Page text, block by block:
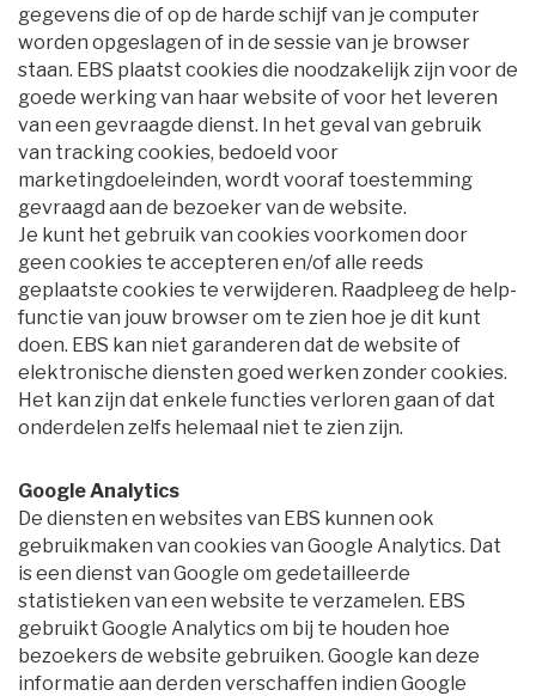
gegevens die of op de harde schijf van je computer
worden opgeslagen of in de sessie van je browser
staan. EBS plaatst cookies die noodzakelijk zijn voor de
goede werking van haar website of voor het leveren
van een gevraagde dienst. In het geval van gebruik
van tracking cookies, bedoeld voor
marketingdoeleinden, wordt vooraf toestemming
gevraagd aan de bezoeker van de website.
Je kunt het gebruik van cookies voorkomen door
geen cookies te accepteren en/of alle reeds
geplaatste cookies te verwijderen. Raadpleeg de help-
functie van jouw browser om te zien hoe je dit kunt
doen. EBS kan niet garanderen dat de website of
elektronische diensten goed werken zonder cookies.
Het kan zijn dat enkele functies verloren gaan of dat
onderdelen zelfs helemaal niet te zien zijn.
Google Analytics
De diensten en websites van EBS kunnen ook
gebruikmaken van cookies van Google Analytics. Dat
is een dienst van Google om gedetailleerde
statistieken van een website te verzamelen. EBS
gebruikt Google Analytics om bij te houden hoe
bezoekers de website gebruiken. Google kan deze
informatie aan derden verschaffen indien Google